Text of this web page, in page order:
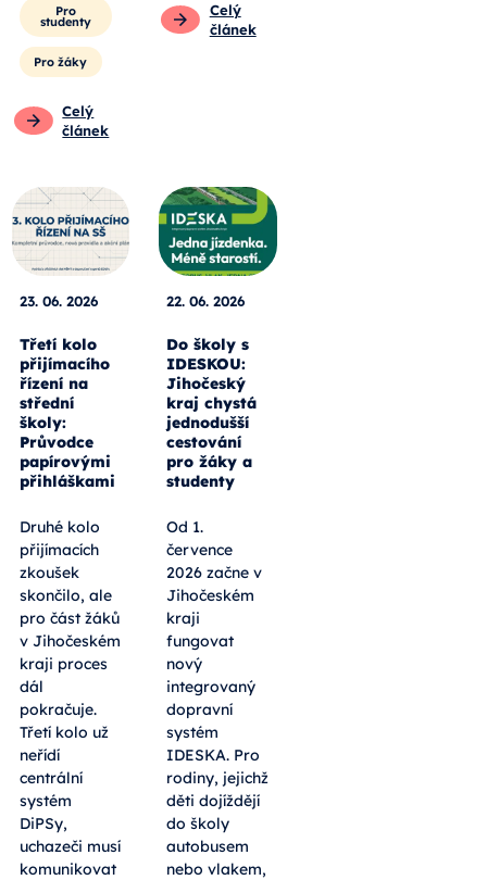
Pro
studenty
Pro žáky
Celý
článek
Celý
článek
23. 06. 2026
Třetí kolo
přijímacího
řízení na
střední
školy:
Průvodce
papírovými
přihláškami
Druhé kolo
přijímacích
zkoušek
skončilo, ale
pro část žáků
v Jihočeském
kraji proces
dál
pokračuje.
Třetí kolo už
neřídí
centrální
systém
DiPSy,
uchazeči musí
komunikovat
22. 06. 2026
Do školy s
IDESKOU:
Jihočeský
kraj chystá
jednodušší
cestování
pro žáky a
studenty
Od 1.
července
2026 začne v
Jihočeském
kraji
fungovat
nový
integrovaný
dopravní
systém
IDESKA. Pro
rodiny, jejichž
děti dojíždějí
do školy
autobusem
nebo vlakem,